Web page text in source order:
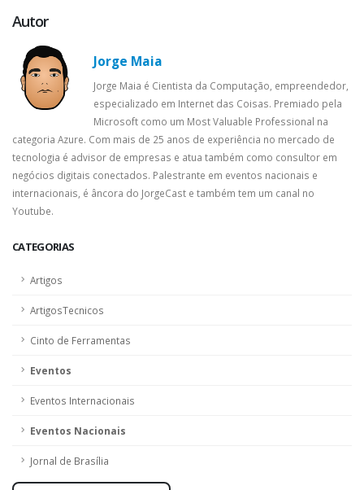
CATEGORIAS
Artigos
ArtigosTecnicos
Cinto de Ferramentas
Eventos
Eventos Internacionais
Eventos Nacionais
Jornal de Brasília
Autor
Jorge Maia
Jorge Maia é Cientista da Computação, empreendedor,
especializado em Internet das Coisas. Premiado pela
Microsoft como um Most Valuable Professional na
categoria Azure. Com mais de 25 anos de experiência no mercado de
tecnologia é advisor de empresas e atua também como consultor em
negócios digitais conectados. Palestrante em eventos nacionais e
internacionais, é âncora do JorgeCast e também tem um canal no
Youtube.